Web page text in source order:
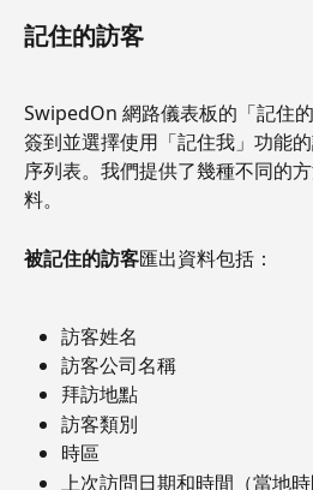
記住的訪客
SwipedOn 網路儀表板的「記住
簽到並選擇使用「記住我」功能
序列表。我們提供了幾種不同的
料。
被記住的訪客匯出資料包括：
訪客姓名
訪客公司名稱
拜訪地點
訪客類別
時區
上次訪問日期和時間（當地時